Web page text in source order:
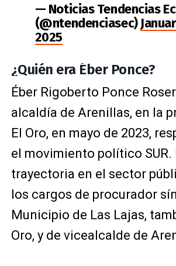
— Noticias Tendencias Ec
(@ntendenciasec)
2025
¿Quién era Éber Ponce?
Éber Rigoberto Ponce
alcaldía de Arenillas, en la
El Oro, en mayo de 2023,
el movimiento político SUR.
trayectoria en el sector
los cargos de procurador
Municipio de Las Lajas,
Oro, y de vicealcalde de